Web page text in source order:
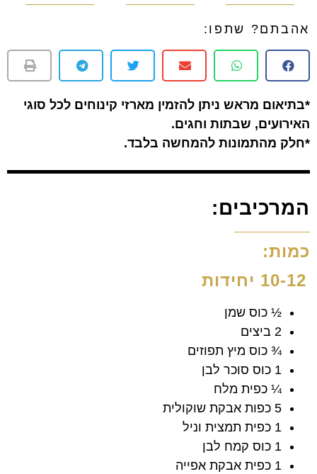
אהבתם? שתפו:
*בתיאום מראש ניתן להזמין מארזי קינוחים לכל סוגי
האירועים, שבתות וחגים.
*חלק מהתמונות להמחשה בלבד.
המרכיבים:
כמות:
10-12 יחידות
½ כוס שמן
2 ביצים
¾ כוס מיץ תפוזים
1 כוס סוכר לבן
¼ כפית מלח
5 כפות אבקת שוקולית
1 כפית תמצית וניל
1 כוס קמח לבן
1 כפית אבקת אפייה